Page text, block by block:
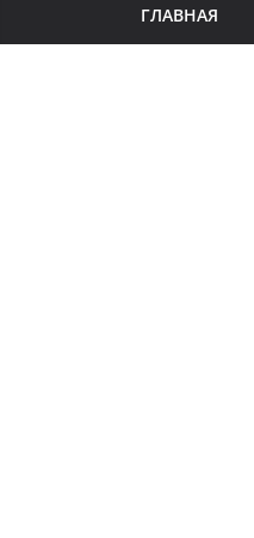
ГЛАВНАЯ